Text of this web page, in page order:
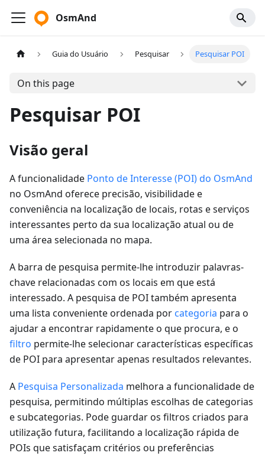
OsmAnd
Guia do Usuário Pesquisar Pesquisar POI
On this page
Pesquisar POI
Visão geral
A funcionalidade Ponto de Interesse (POI) do OsmAnd
no OsmAnd oferece precisão, visibilidade e
conveniência na localização de locais, rotas e serviços
interessantes perto da sua localização atual ou de
uma área selecionada no mapa.
A barra de pesquisa permite-lhe introduzir palavras-
chave relacionadas com os locais em que está
interessado. A pesquisa de POI também apresenta
uma lista conveniente ordenada por categoria para o
ajudar a encontrar rapidamente o que procura, e o
filtro permite-lhe selecionar características específicas
de POI para apresentar apenas resultados relevantes.
A Pesquisa Personalizada melhora a funcionalidade de
pesquisa, permitindo múltiplas escolhas de categorias
e subcategorias. Pode guardar os filtros criados para
utilização futura, facilitando a localização rápida de
POIs que satisfaçam critérios ou preferências